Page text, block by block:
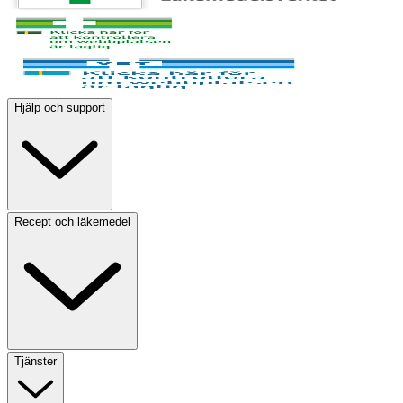
Hjälp och support
Recept och läkemedel
Tjänster